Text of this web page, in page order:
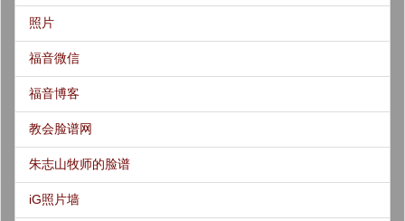
照片
福音微信
福音博客
教会脸谱网
朱志山牧师的脸谱
iG照片墙